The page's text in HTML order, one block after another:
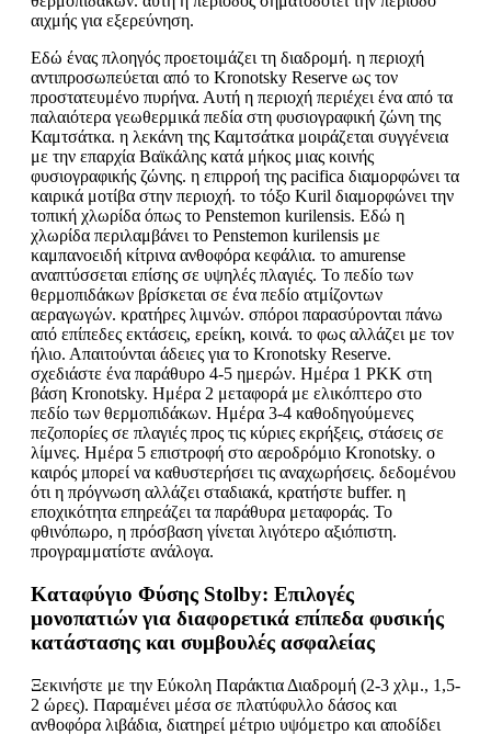
αιχμής για εξερεύνηση.
Εδώ ένας πλοηγός προετοιμάζει τη διαδρομή. η περιοχή
αντιπροσωπεύεται από το Kronotsky Reserve ως τον
προστατευμένο πυρήνα. Αυτή η περιοχή περιέχει ένα από τα
παλαιότερα γεωθερμικά πεδία στη φυσιογραφική ζώνη της
Καμτσάτκα. η λεκάνη της Καμτσάτκα μοιράζεται συγγένεια
με την επαρχία Βαϊκάλης κατά μήκος μιας κοινής
φυσιογραφικής ζώνης. η επιρροή της pacifica διαμορφώνει τα
καιρικά μοτίβα στην περιοχή. το τόξο Kuril διαμορφώνει την
τοπική χλωρίδα όπως το Penstemon kurilensis. Εδώ η
χλωρίδα περιλαμβάνει το Penstemon kurilensis με
καμπανοειδή κίτρινα ανθοφόρα κεφάλια. το amurense
αναπτύσσεται επίσης σε υψηλές πλαγιές. Το πεδίο των
θερμοπιδάκων βρίσκεται σε ένα πεδίο ατμίζοντων
αεραγωγών. κρατήρες λιμνών. σπόροι παρασύρονται πάνω
από επίπεδες εκτάσεις, ερείκη, κοινά. το φως αλλάζει με τον
ήλιο. Απαιτούνται άδειες για το Kronotsky Reserve.
σχεδιάστε ένα παράθυρο 4-5 ημερών. Ημέρα 1 PKK στη
βάση Kronotsky. Ημέρα 2 μεταφορά με ελικόπτερο στο
πεδίο των θερμοπιδάκων. Ημέρα 3-4 καθοδηγούμενες
πεζοπορίες σε πλαγιές προς τις κύριες εκρήξεις, στάσεις σε
λίμνες. Ημέρα 5 επιστροφή στο αεροδρόμιο Kronotsky. ο
καιρός μπορεί να καθυστερήσει τις αναχωρήσεις. δεδομένου
ότι η πρόγνωση αλλάζει σταδιακά, κρατήστε buffer. η
εποχικότητα επηρεάζει τα παράθυρα μεταφοράς. Το
φθινόπωρο, η πρόσβαση γίνεται λιγότερο αξιόπιστη.
προγραμματίστε ανάλογα.
Καταφύγιο Φύσης Stolby: Επιλογές
μονοπατιών για διαφορετικά επίπεδα φυσικής
κατάστασης και συμβουλές ασφαλείας
Ξεκινήστε με την Εύκολη Παράκτια Διαδρομή (2-3 χλμ., 1,5-
2 ώρες). Παραμένει μέσα σε πλατύφυλλο δάσος και
ανθοφόρα λιβάδια, διατηρεί μέτριο υψόμετρο και αποδίδει